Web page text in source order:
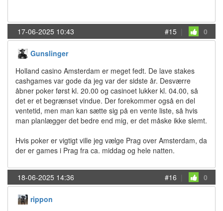
17-06-2025 10:43 #15 | 0
Gunslinger
Holland casino Amsterdam er meget fedt. De lave stakes
cashgames var gode da jeg var der sidste år. Desværre
åbner poker først kl. 20.00 og casinoet lukker kl. 04.00, så
det er et begrænset vindue. Der forekommer også en del
ventetid, men man kan sætte sig på en vente liste, så hvis
man planlægger det bedre end mig, er det måske ikke slemt.
Hvis poker er vigtigt ville jeg vælge Prag over Amsterdam, da
der er games i Prag fra ca. middag og hele natten.
18-06-2025 14:36 #16 | 0
rippon